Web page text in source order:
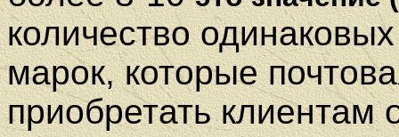
количество
марок, которые
приобретать клиентам